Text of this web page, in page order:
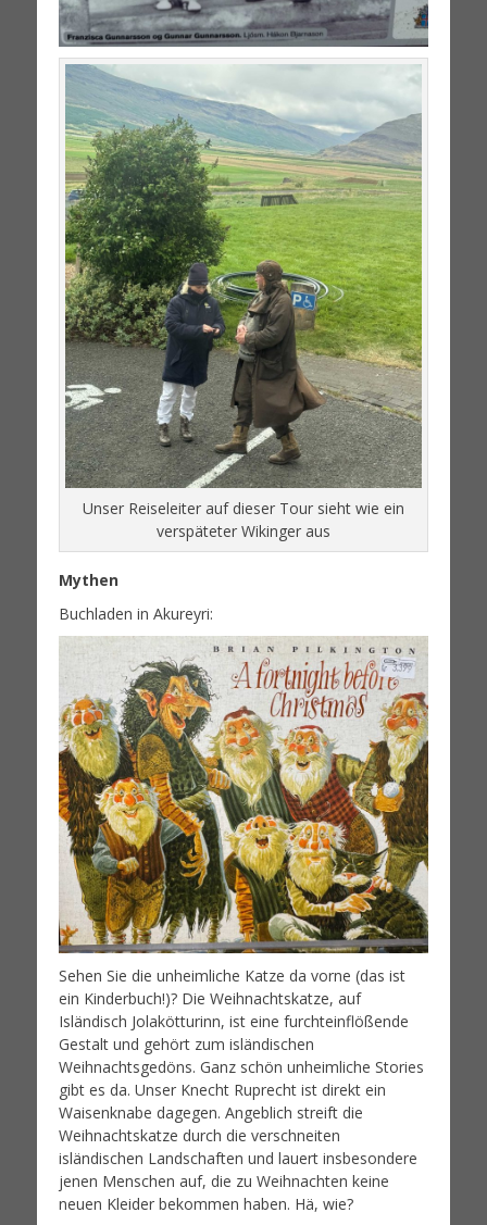
Unser Reiseleiter auf dieser Tour sieht wie ein
verspäteter Wikinger aus
Mythen
Buchladen in Akureyri:
Sehen Sie die unheimliche Katze da vorne (das ist
ein Kinderbuch!)? Die Weihnachtskatze, auf
Isländisch Jolakötturinn, ist eine furchteinflößende
Gestalt und gehört zum isländischen
Weihnachtsgedöns. Ganz schön unheimliche Stories
gibt es da. Unser Knecht Ruprecht ist direkt ein
Waisenknabe dagegen. Angeblich streift die
Weihnachtskatze durch die verschneiten
isländischen Landschaften und lauert insbesondere
jenen Menschen auf, die zu Weihnachten keine
neuen Kleider bekommen haben. Hä, wie?